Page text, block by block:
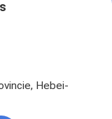
Hebei-